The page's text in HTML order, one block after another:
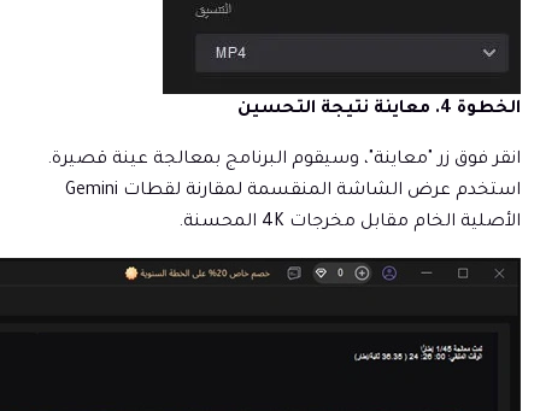
الخطوة 4. معاينة نتيجة التحسين
انقر فوق زر "معاينة"، وسيقوم البرنامج بمعالجة عينة قصيرة.
استخدم عرض الشاشة المنقسمة لمقارنة لقطات Gemini
الأصلية الخام مقابل مخرجات 4K المحسنة.